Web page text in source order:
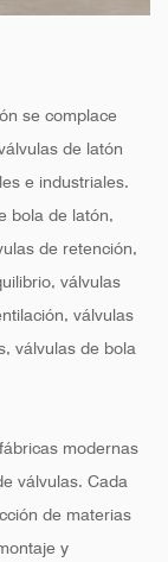
se complace
de latón
e industriales.
bola de latón,
de retención,
válvulas
válvulas
válvulas de bola
modernas
válvulas. Cada
de materias
y